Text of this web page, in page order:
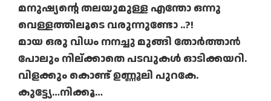
മനുഷ്യന്റെ തലയുമുള്ള എന്തോ ഒന്നു
വെള്ളത്തിലൂടെ വരുന്നുണ്ടോ ..?!
മായ ഒരു വിധം നനച്ചു മുങ്ങി തോർത്താൻ
പോലും നില്ക്കാതെ പടവുകൾ ഓടിക്കയറി.
വിളക്കും കൊണ്ട് ഉണ്ണൂലി പുറകേ.
കുട്ട്യേ…നിക്കൂ…